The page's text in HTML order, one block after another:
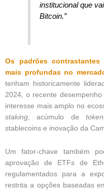
institucional que
Bitcoin.”
Os padrões contrastantes
mais profundas no
tenham historicamente
2024, o recente
interesse mais amplo no
staking, acúmulo de
stablecoins e inovação da
Um fator-chave também
aprovação de ETFs de
regulamentados para a
restrita a opções baseadas